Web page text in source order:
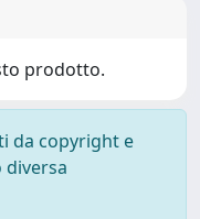
prodotto.
da copyright e